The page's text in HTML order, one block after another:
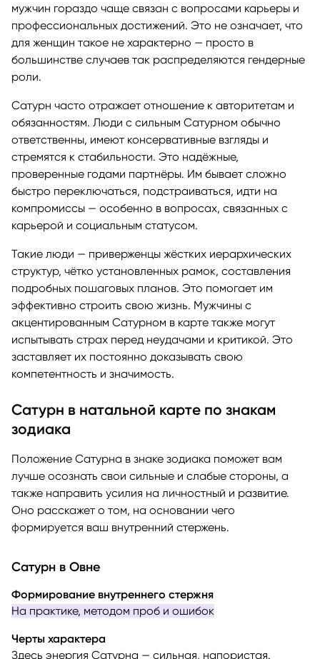
мужчин гораздо чаще связан с вопросами карьеры и
профессиональных достижений. Это не означает, что
для женщин такое не характерно — просто в
большинстве случаев так распределяются гендерные
роли.
Сатурн часто отражает отношение к авторитетам и
обязанностям. Люди с сильным Сатурном обычно
ответственны, имеют консервативные взгляды и
стремятся к стабильности. Это надёжные,
проверенные годами партнёры. Им бывает сложно
быстро переключаться, подстраиваться, идти на
компромиссы — особенно в вопросах, связанных с
карьерой и социальным статусом.
Такие люди — приверженцы жёстких иерархических
структур, чётко установленных рамок, составления
подробных пошаговых планов. Это помогает им
эффективно строить свою жизнь. Мужчины с
акцентированным Сатурном в карте также могут
испытывать страх перед неудачами и критикой. Это
заставляет их постоянно доказывать свою
компетентность и значимость.
Сатурн в натальной карте по знакам
зодиака
Положение Сатурна в знаке зодиака поможет вам
лучше осознать свои сильные и слабые стороны, а
также направить усилия на личностный и развитие.
Оно расскажет о том, на основании чего
формируется ваш внутренний стержень.
Сатурн в Овне
Формирование внутреннего стержня
На практике, методом проб и ошибок
Черты характера
Здесь энергия Сатурна — сильная, напористая.